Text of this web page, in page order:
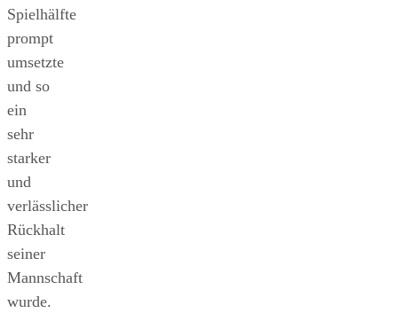
Spielhälfte
prompt
umsetzte
und so
ein
sehr
starker
und
verlässlicher
Rückhalt
seiner
Mannschaft
wurde.